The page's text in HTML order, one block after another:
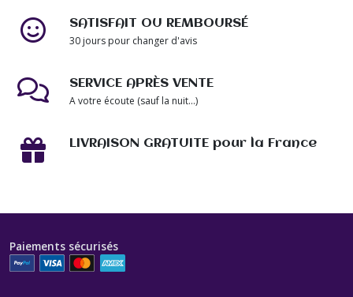
SATISFAIT OU REMBOURSÉ
30 jours pour changer d'avis
SERVICE APRÈS VENTE
A votre écoute (sauf la nuit...)
LIVRAISON GRATUITE pour la France
Paiements sécurisés